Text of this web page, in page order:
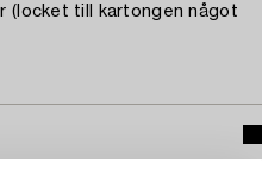
(locket till kartongen något